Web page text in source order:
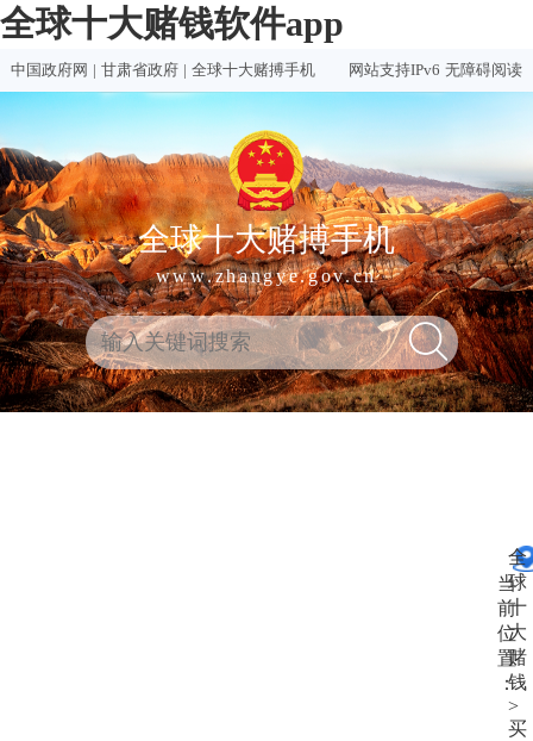
全球十大赌钱软件app
中国政府网 | 甘肃省政府 | 全球十大赌搏手机 网站支持IPv6 无障碍阅读
全球十大赌搏手机
www.zhangye.gov.cn
当
前
位
置
：
全
球
十
大
赌
钱
>
买